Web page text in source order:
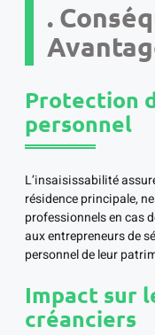
.
Protection
personnel
L’insaisissabilité
résidence principale,
professionnels en cas
aux entrepreneurs de
personnel de leur
Impact sur
créanciers